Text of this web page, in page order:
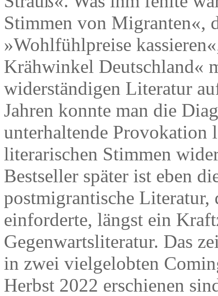
Stimmen von Migranten«,
»Wohlfühlpreise
Krähwinkel Deutschland«
widerständigen Literatur
Jahren konnte man die
unterhaltende Provokation
literarischen Stimmen
Bestseller später ist eben
postmigrantische
einforderte, längst ein
Gegenwartsliteratur. Das
in zwei vielgelobten
Herbst 2022 erschienen